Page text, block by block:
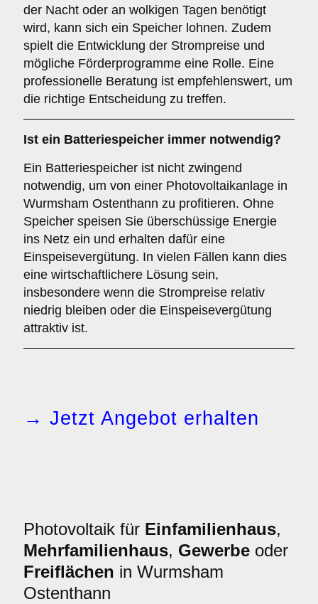
der Nacht oder an wolkigen Tagen benötigt
wird, kann sich ein Speicher lohnen. Zudem
spielt die Entwicklung der Strompreise und
mögliche Förderprogramme eine Rolle. Eine
professionelle Beratung ist empfehlenswert, um
die richtige Entscheidung zu treffen.
Ist ein Batteriespeicher immer notwendig?
Ein Batteriespeicher ist nicht zwingend
notwendig, um von einer Photovoltaikanlage in
Wurmsham Ostenthann zu profitieren. Ohne
Speicher speisen Sie überschüssige Energie
ins Netz ein und erhalten dafür eine
Einspeisevergütung. In vielen Fällen kann dies
eine wirtschaftlichere Lösung sein,
insbesondere wenn die Strompreise relativ
niedrig bleiben oder die Einspeisevergütung
attraktiv ist.
→ Jetzt Angebot erhalten
Photovoltaik für Einfamilienhaus,
Mehrfamilienhaus, Gewerbe oder
Freiflächen in Wurmsham
Ostenthann